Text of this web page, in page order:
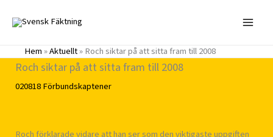
innehåll
Hem»Aktuellt»Roch siktar på att sitta fram till 2008
Roch siktar på att sitta fram till 2008
020818Förbundskaptener